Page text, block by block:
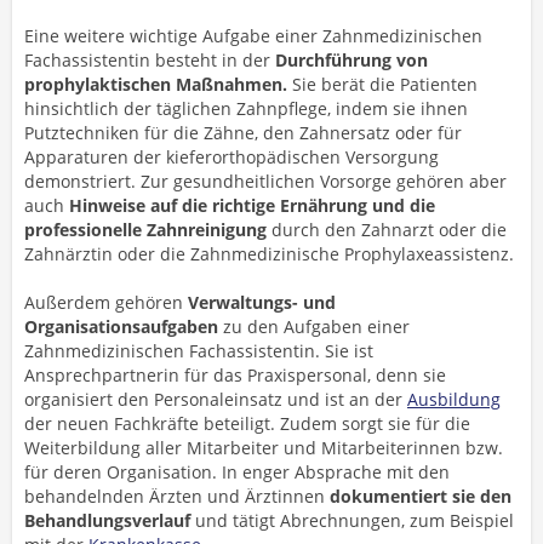
Eine weitere wichtige Aufgabe einer Zahnmedizinischen
Fachassistentin besteht in der Durchführung von
prophylaktischen Maßnahmen. Sie berät die Patienten
hinsichtlich der täglichen Zahnpflege, indem sie ihnen
Putztechniken für die Zähne, den Zahnersatz oder für
Apparaturen der kieferorthopädischen Versorgung
demonstriert. Zur gesundheitlichen Vorsorge gehören aber
auch Hinweise auf die richtige Ernährung und die
professionelle Zahnreinigung durch den Zahnarzt oder die
Zahnärztin oder die Zahnmedizinische Prophylaxeassistenz.
Außerdem gehören Verwaltungs- und
Organisationsaufgaben zu den Aufgaben einer
Zahnmedizinischen Fachassistentin. Sie ist
Ansprechpartnerin für das Praxispersonal, denn sie
organisiert den Personaleinsatz und ist an der Ausbildung
der neuen Fachkräfte beteiligt. Zudem sorgt sie für die
Weiterbildung aller Mitarbeiter und Mitarbeiterinnen bzw.
für deren Organisation. In enger Absprache mit den
behandelnden Ärzten und Ärztinnen dokumentiert sie den
Behandlungsverlauf und tätigt Abrechnungen, zum Beispiel